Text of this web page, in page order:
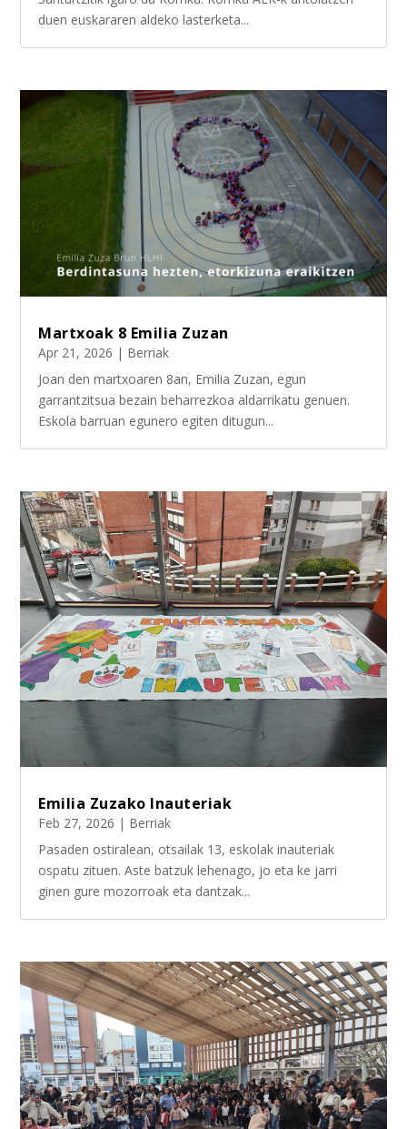
duen euskararen aldeko lasterketa...
Martxoak 8 Emilia Zuzan
Apr 21, 2026 | Berriak
Joan den martxoaren 8an, Emilia Zuzan, egun
garrantzitsua bezain beharrezkoa aldarrikatu genuen.
Eskola barruan egunero egiten ditugun...
Emilia Zuzako Inauteriak
Feb 27, 2026 | Berriak
Pasaden ostiralean, otsailak 13, eskolak inauteriak
ospatu zituen. Aste batzuk lehenago, jo eta ke jarri
ginen gure mozorroak eta dantzak...